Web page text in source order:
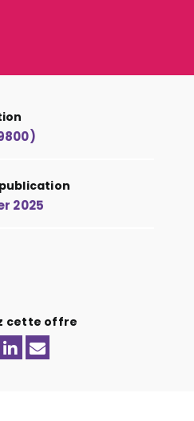
2025
cette offre